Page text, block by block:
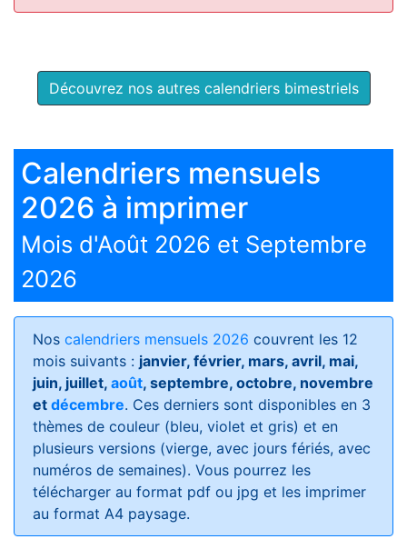
Découvrez nos autres calendriers bimestriels
Calendriers mensuels
2026 à imprimer
Mois d'Août 2026 et Septembre
2026
Nos calendriers mensuels 2026 couvrent les 12
mois suivants : janvier, février, mars, avril, mai,
juin, juillet, août, septembre, octobre, novembre
et décembre. Ces derniers sont disponibles en 3
thèmes de couleur (bleu, violet et gris) et en
plusieurs versions (vierge, avec jours fériés, avec
numéros de semaines). Vous pourrez les
télécharger au format pdf ou jpg et les imprimer
au format A4 paysage.